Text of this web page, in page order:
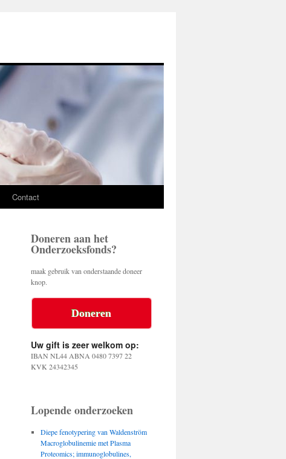
Contact
Doneren aan het
Onderzoeksfonds?
maak gebruik van onderstaande doneer
knop.
Doneren
Uw gift is zeer welkom op:
IBAN NL44 ABNA 0480 7397 22
KVK 24342345
Lopende onderzoeken
Diepe fenotypering van Waldenström
Macroglobulinemie met Plasma
Proteomics; immunoglobulines,